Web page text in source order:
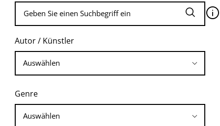
🛈
Autor / Künstler
Genre